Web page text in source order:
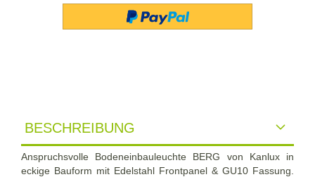
BESCHREIBUNG
Anspruchsvolle Bodeneinbauleuchte BERG von Kanlux in
eckige Bauform mit Edelstahl Frontpanel & GU10 Fassung.